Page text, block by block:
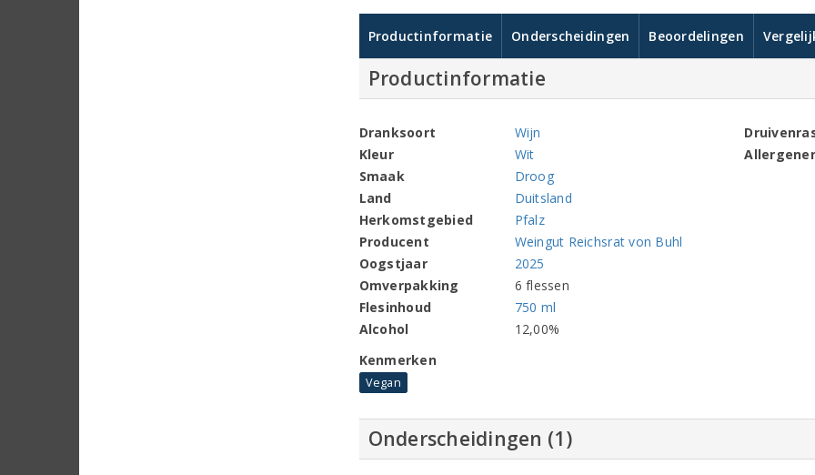
Productinformatie Onderscheidingen Beoordelingen
Productinformatie
Dranksoort
Wijn
Kleur
Wit
Smaak
Droog
Land
Duitsland
Herkomstgebied
Pfalz
Producent
Weingut Reichsrat von Buhl
Oogstjaar
2025
Omverpakking
6 flessen
Flesinhoud
750 ml
Alcohol
12,00%
Kenmerken
Vegan
Onderscheidingen (1)